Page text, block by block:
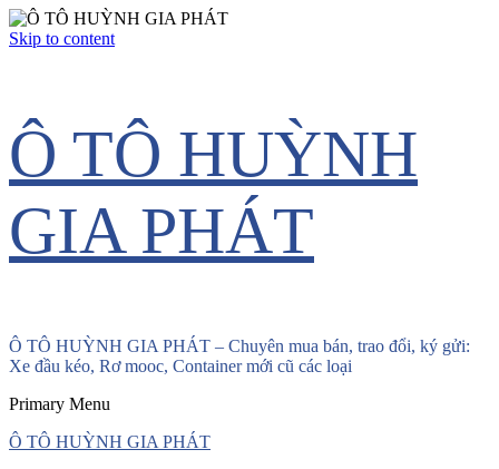
Skip to content
Ô TÔ HUỲNH
GIA PHÁT
Ô TÔ HUỲNH GIA PHÁT – Chuyên mua bán, trao đổi, ký gửi:
Xe đầu kéo, Rơ mooc, Container mới cũ các loại
Primary Menu
Ô TÔ HUỲNH GIA PHÁT